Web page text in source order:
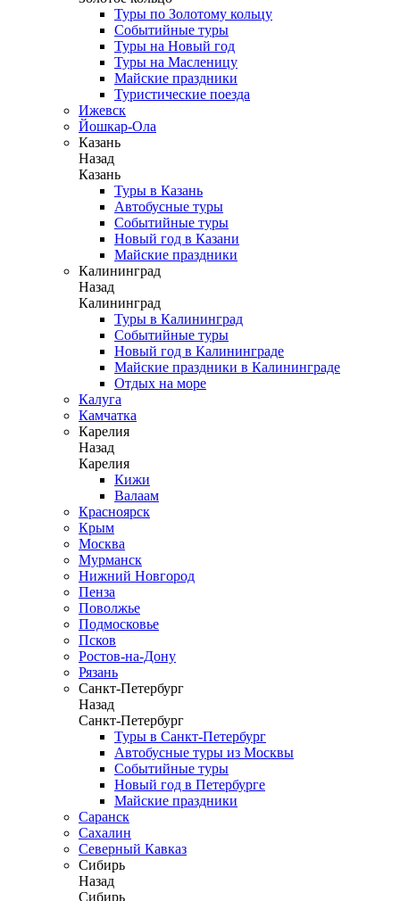
Туры по Золотому кольцу
Событийные туры
Туры на Новый год
Туры на Масленицу
Майские праздники
Туристические поезда
Ижевск
Йошкар-Ола
Казань
Назад
Казань
Туры в Казань
Автобусные туры
Событийные туры
Новый год в Казани
Майские праздники
Калининград
Назад
Калининград
Туры в Калининград
Событийные туры
Новый год в Калининграде
Майские праздники в Калининграде
Отдых на море
Калуга
Камчатка
Карелия
Назад
Карелия
Кижи
Валаам
Красноярск
Крым
Москва
Мурманск
Нижний Новгород
Пенза
Поволжье
Подмосковье
Псков
Ростов-на-Дону
Рязань
Санкт-Петербург
Назад
Санкт-Петербург
Туры в Санкт-Петербург
Автобусные туры из Москвы
Событийные туры
Новый год в Петербурге
Майские праздники
Саранск
Сахалин
Северный Кавказ
Сибирь
Назад
Сибирь